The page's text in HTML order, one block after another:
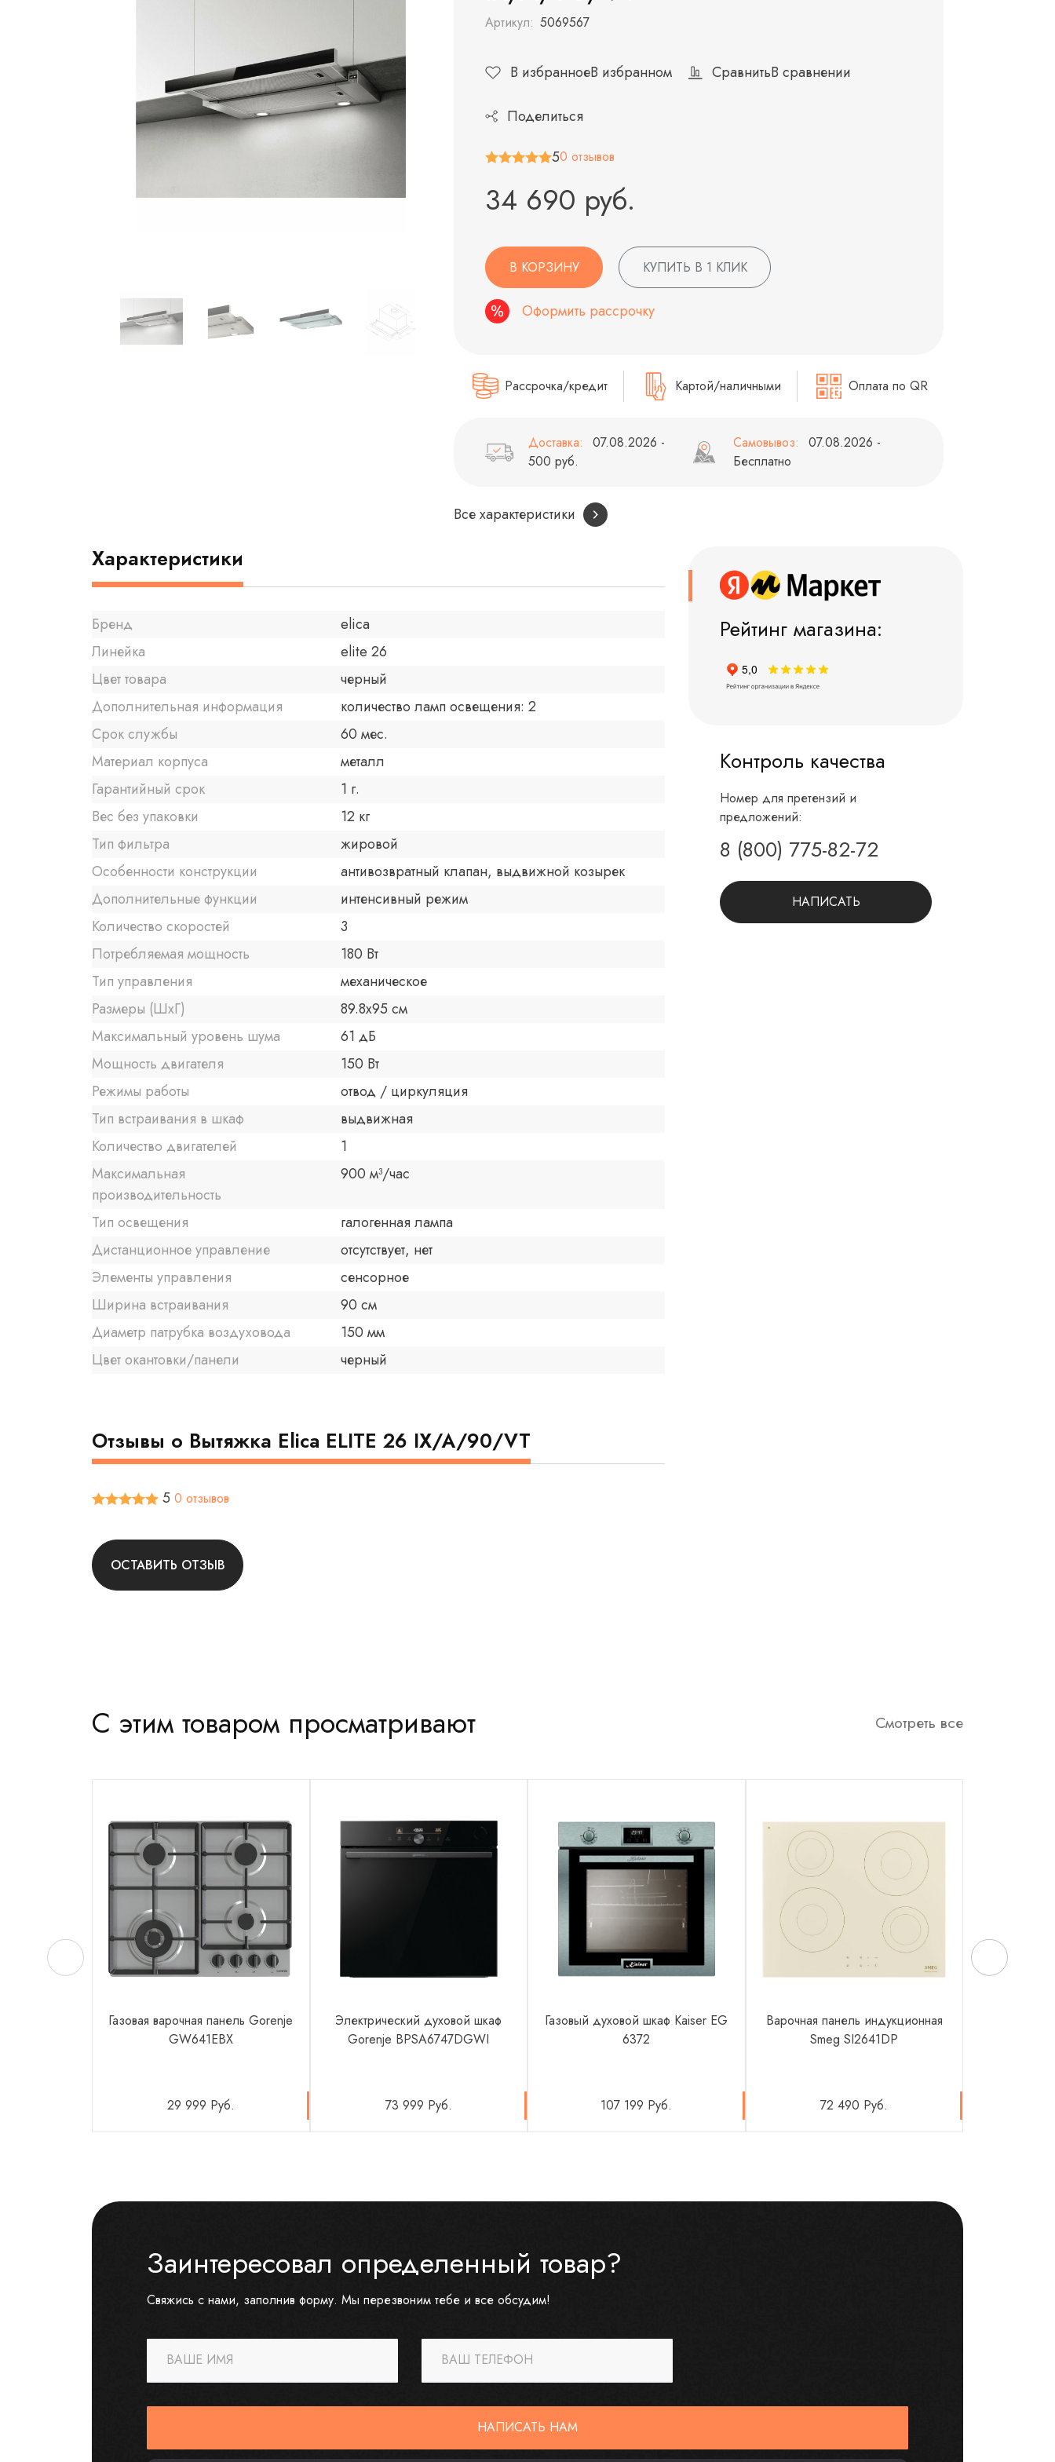
Артикул: 5069567
В избранноеВ избранном СравнитьВ сравнении
Поделиться
50 отзывов
34 690 руб.
В КОРЗИНУ КУПИТЬ В 1 КЛИК
Оформить рассрочку
Рассрочка/кредит Картой/наличными Оплата по QR
Доставка:
07.08.2026 -
500 руб.
Самовывоз:
07.08.2026 -
Бесплатно
Все характеристики
Рейтинг магазина:
Контроль качества
Номер для претензий и
предложений:
8 (800) 775-82-72
НАПИСАТЬ
Характеристики
Бренд
elica
Линейка
elite 26
Цвет товара
черный
Дополнительная информация
количество ламп освещения: 2
Срок службы
60 мес.
Материал корпуса
металл
Гарантийный срок
1 г.
Вес без упаковки
12 кг
Тип фильтра
жировой
Особенности конструкции
антивозвратный клапан, выдвижной козырек
Дополнительные функции
интенсивный режим
Количество скоростей
3
Потребляемая мощность
180 Вт
Тип управления
механическое
Размеры (ШxГ)
89.8x95 см
Максимальный уровень шума
61 дБ
Мощность двигателя
150 Вт
Режимы работы
отвод / циркуляция
Тип встраивания в шкаф
выдвижная
Количество двигателей
1
Максимальная
производительность
900 м³/час
Тип освещения
галогенная лампа
Дистанционное управление
отсутствует, нет
Элементы управления
сенсорное
Ширина встраивания
90 см
Диаметр патрубка воздуховода
150 мм
Цвет окантовки/панели
черный
Отзывы о Вытяжка Elica ELITE 26 IX/A/90/VT
5 0 отзывов
ОСТАВИТЬ ОТЗЫВ
С этим товаром просматривают Смотреть все
Газовая варочная панель Gorenje
GW641EBX
29 999 Руб.
Электрический духовой шкаф
Gorenje BPSA6747DGWI
73 999 Руб.
Газовый духовой шкаф Kaiser EG
6372
107 199 Руб.
Варочная панель индукционная
Smeg SI2641DP
72 490 Руб.
Заинтересовал определенный товар?
Свяжись с нами, заполнив форму. Мы перезвоним тебе и все обсудим!
ВАШЕ ИМЯ ВАШ ТЕЛЕФОН
НАПИСАТЬ НАМ